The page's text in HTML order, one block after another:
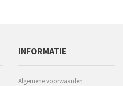
INFORMATIE
Algemene voorwaarden